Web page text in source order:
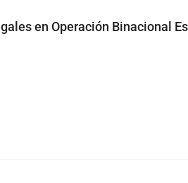
en Operación Binacional